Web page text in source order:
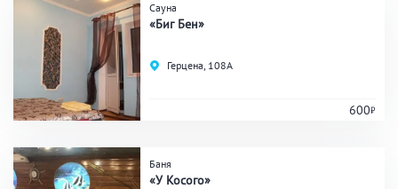
Массаж
Кедровая бочка
СПА
Гидромассаж
Общие
Сауна
«Биг Бен»
Герцена, 108А
600
Баня
«У Косого»